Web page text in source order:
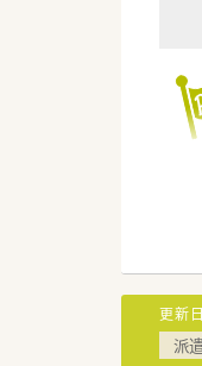
更新日
派